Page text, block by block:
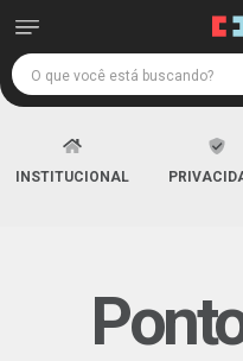
INSTITUCIONAL